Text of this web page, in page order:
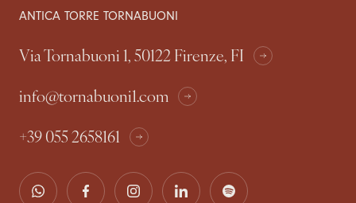
ANTICA TORRE TORNABUONI
Via Tornabuoni 1, 50122 Firenze, FI
info@tornabuoni1.com
+39 055 2658161